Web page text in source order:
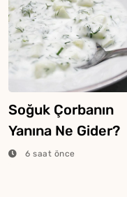
Soğuk Çorbanın
Yanına Ne Gider?
6 saat önce